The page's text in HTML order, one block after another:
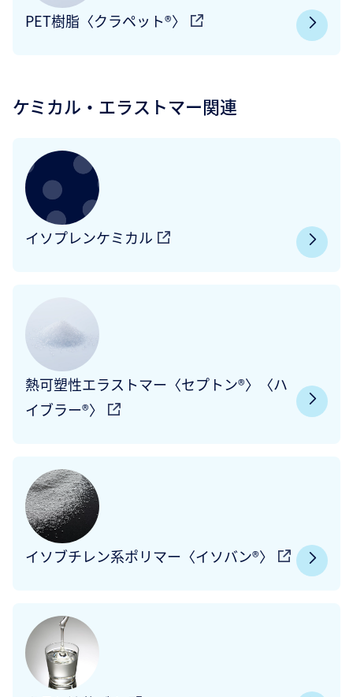
PET樹脂〈クラペット®〉
ケミカル・エラストマー関連
イソプレンケミカル
熱可塑性エラストマー〈セプトン®〉〈ハ
イブラー®〉
イソブチレン系ポリマー〈イソバン®〉